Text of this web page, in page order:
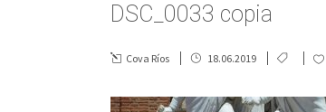
DSC_0033 copia
Cova Ríos 18.06.2019